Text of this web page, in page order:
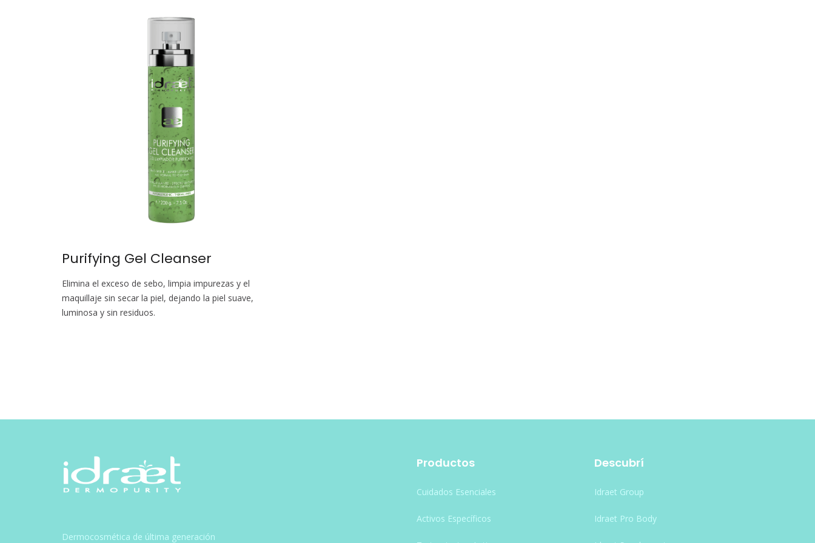
Purifying Gel Cleanser
Elimina el exceso de sebo, limpia impurezas y el
maquillaje sin secar la piel, dejando la piel suave,
luminosa y sin residuos.
Dermocosmética de última generación
Productos
Cuidados Esenciales
Activos Específicos
Descubrí
Idraet Group
Idraet Pro Body